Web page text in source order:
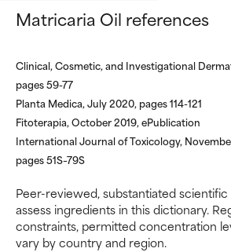
Matricaria Oil references
Clinical, Cosmetic, and Investigational
pages 59-77
Planta Medica, July 2020, pages 114-121
Fitoterapia, October 2019, ePublication
International Journal of Toxicology,
pages 51S–79S
Peer-reviewed, substantiated
assess ingredients in this dictionary.
constraints, permitted concentration
vary by country and region.
DA EVITARE
ingredienti
NON USARE
Può causare irritazioni,
alcuni casi, ma nel
dimostrato che fa più
bene.
DA EVITARE
ingredienti
NON USARE
Può causare irritazioni,
alcuni casi, ma nel
dimostrato che fa più
bene.